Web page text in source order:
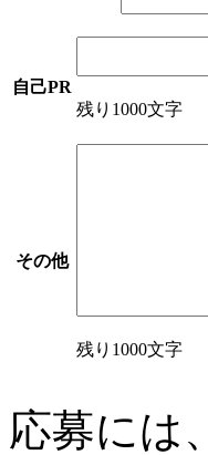
自己PR
残り1000文字
その他
残り1000文字
応募には